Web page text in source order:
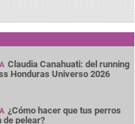
Claudia Canahuati: del running
Honduras Universo 2026
¿Cómo hacer que tus perros
de pelear?